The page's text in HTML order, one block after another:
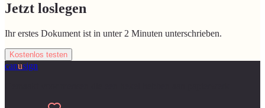
Jetzt loslegen
Ihr erstes Dokument ist in unter 2 Minuten unterschrieben.
Kostenlos testen
canusign